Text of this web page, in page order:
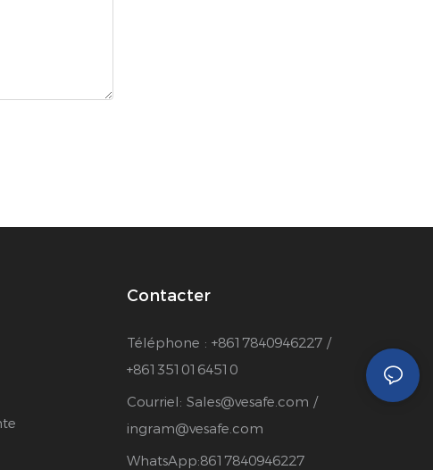
Contacter
Téléphone : +8617840946227 /
+8613510164510
Courriel: Sales@vesafe.com /
ingram@vesafe.com
WhatsApp:8617840946227